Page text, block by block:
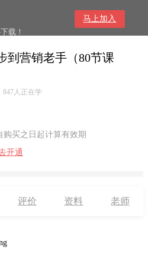
载！
马上加入
到营销老手（80节课
847人正在学
购买之日起计算有效期
开通
评价 资料 老师